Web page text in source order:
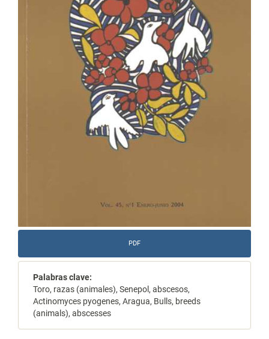
PDF
Palabras clave:
Toro, razas (animales), Senepol, abscesos,
Actinomyces pyogenes, Aragua, Bulls, breeds
(animals), abscesses